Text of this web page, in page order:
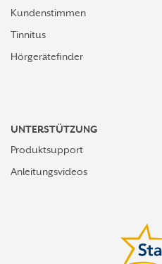
Kundenstimmen
Tinnitus
Hörgerätefinder
UNTERSTÜTZUNG
Produktsupport
Anleitungsvideos